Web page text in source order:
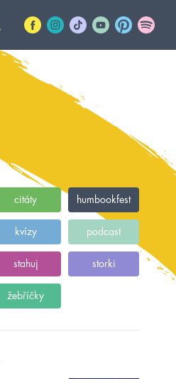
citáty humbookfest
kvízy podcast
stahuj storki
žebříčky